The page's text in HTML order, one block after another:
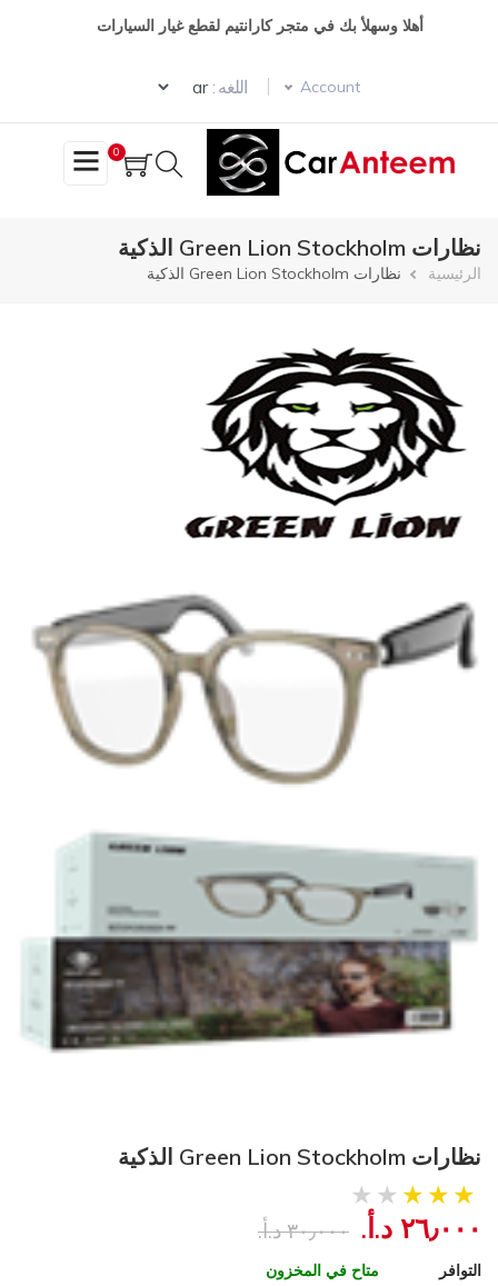
أهلا وسهلأ بك في متجر كارانتيم لقطع غيار السيارات
Account اللغه :
Select your language
0
نظارات Green Lion Stockholm الذكية
مسار
الرئيسية نظارات Green Lion Stockholm الذكية
نظارات Green Lion Stockholm الذكية
٢٦٫٠٠٠ د.أ.‏ ٣٠٫٠٠٠ د.أ.‏
التوافر متاح في المخزون